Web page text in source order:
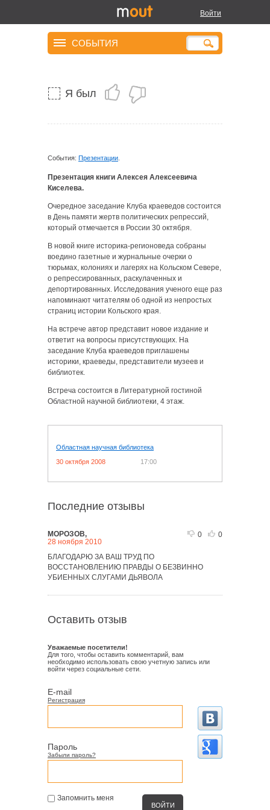
Войти
СОБЫТИЯ
ГУЛАГ на Мурмане:
репрессии 30-50-х годов
на Кольском полуострове
Я был
События: Презентации
Презентация книги Алексея Алексеевича
Киселева.
Очередное заседание Клуба краеведов состоится
в День памяти жертв политических репрессий,
который отмечается в России 30 октября.
В новой книге историка-регионоведа собраны
воедино газетные и журнальные очерки о
тюрьмах, колониях и лагерях на Кольском Севере,
о репрессированных, раскулаченных и
депортированных. Исследования ученого еще раз
напоминают читателям об одной из непростых
страниц истории Кольского края.
На встрече автор представит новое издание и
ответит на вопросы присутствующих. На
заседание Клуба краеведов приглашены
историки, краеведы, представители музеев и
библиотек.
Встреча состоится в Литературной гостиной
Областной научной библиотеки, 4 этаж.
Областная научная библиотека
30 октября 2008
17:00
Последние отзывы
0 0
МОРОЗОВ,
28 ноября 2010
БЛАГОДАРЮ ЗА ВАШ ТРУД ПО
ВОССТАНОВЛЕНИЮ ПРАВДЫ О БЕЗВИННО
УБИЕННЫХ СЛУГАМИ ДЬЯВОЛА
Оставить отзыв
Уважаемые посетители!
Для того, чтобы оставить комментарий, вам
необходимо использовать свою учетную запись или
войти через социальные сети.
E-mail
Регистрация
Пароль
Забыли пароль?
Запомнить меня